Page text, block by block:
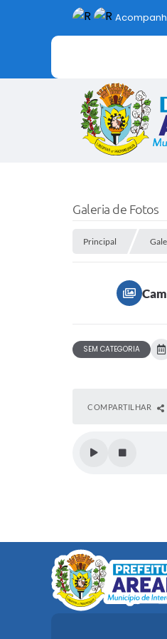
Galeria de Fotos
Principal
SEM CATEGORIA
COMPARTILHAR